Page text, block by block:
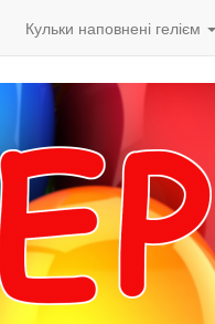
Кульки наповнені гелієм